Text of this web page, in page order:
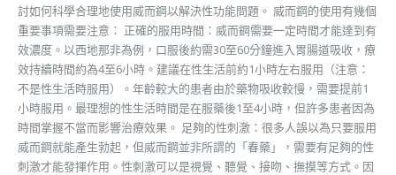
討如何科學合理地使用威而鋼以解決性功能問題。 威而鋼的使用有幾個
重要事項需要注意： 正確的服用時間：威而鋼需要一定時間才能達到有
效濃度。以西地那非為例，口服後約需30至60分鐘進入胃腸道吸收，療
效持續時間約為4至6小時。建議在性生活前約1小時左右服用（注意：
不是性生活時服用）。年齡較大的患者由於藥物吸收較慢，需要提前1
小時服用。最理想的性生活時間是在服藥後1至4小時，但許多患者因為
時間掌握不當而影響治療效果。 足夠的性刺激：很多人誤以為只要服用
威而鋼就能產生勃起，但威而鋼並非所謂的「春藥」，需要有足夠的性
刺激才能發揮作用。性刺激可以是視覺、聽覺、接吻、撫摸等方式。因